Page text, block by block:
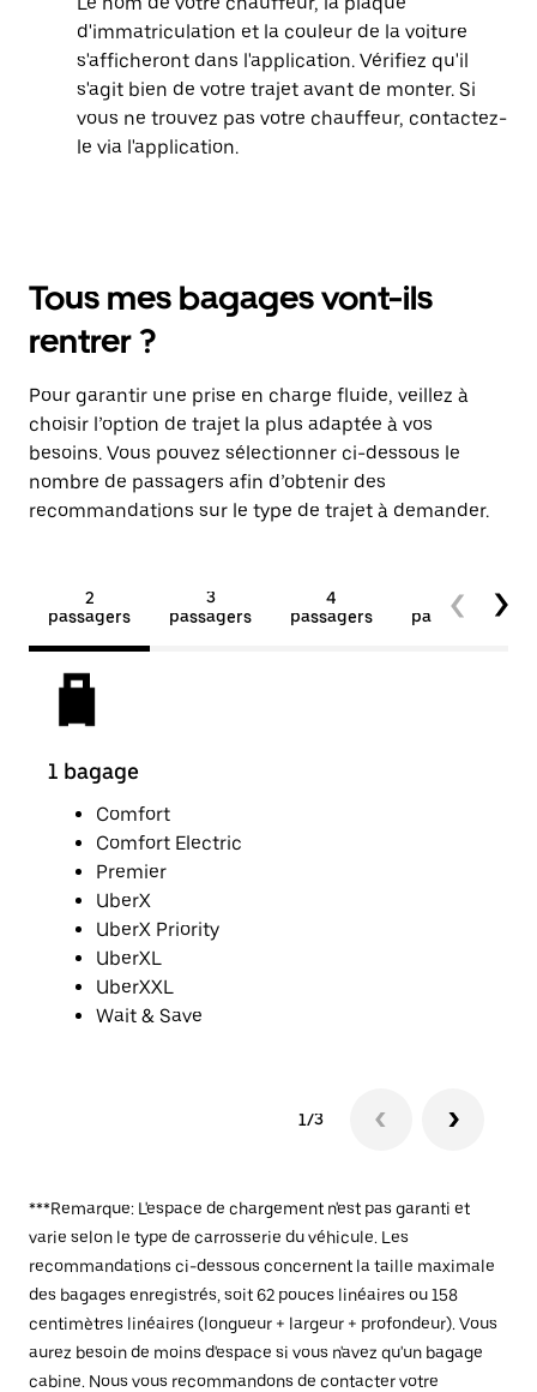
d'immatriculation et la couleur de la voiture
s'afficheront dans l'application. Vérifiez qu'il
s'agit bien de votre trajet avant de monter. Si
vous ne trouvez pas votre chauffeur, contactez-
le via l'application.
Tous mes bagages vont-ils
rentrer ?
Pour garantir une prise en charge fluide, veillez à
choisir l’option de trajet la plus adaptée à vos
besoins. Vous pouvez sélectionner ci-dessous le
nombre de passagers afin d’obtenir des
recommandations sur le type de trajet à demander.
2
passagers
3
passagers
4
passagers
5+
passagers
1 bagage
Comfort
Comfort Electric
Premier
UberX
UberX Priority
UberXL
UberXXL
Wait & Save
1/3
***Remarque: L'espace de chargement n'est pas garanti et
varie selon le type de carrosserie du véhicule. Les
recommandations ci-dessous concernent la taille maximale
des bagages enregistrés, soit 62 pouces linéaires ou 158
centimètres linéaires (longueur + largeur + profondeur). Vous
aurez besoin de moins d'espace si vous n'avez qu'un bagage
cabine. Nous vous recommandons de contacter votre